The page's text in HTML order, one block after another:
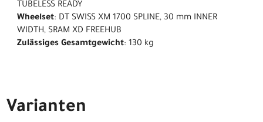
TUBELESS READY
Wheelset: DT SWISS XM 1700 SPLINE, 30 mm INNER
WIDTH, SRAM XD FREEHUB
Zulässiges Gesamtgewicht: 130 kg
Varianten